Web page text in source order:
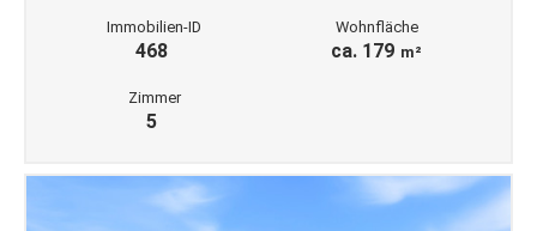
Immobilien-ID
468
Wohnfläche
ca. 179 m²
Zimmer
5